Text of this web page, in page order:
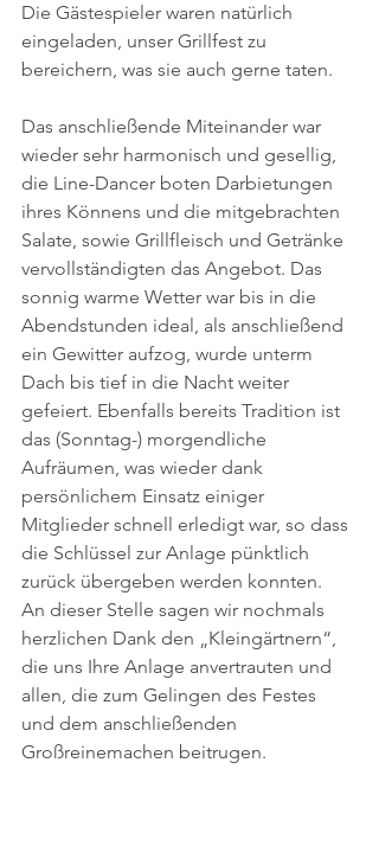
Die Gästespieler waren natürlich
eingeladen, unser Grillfest zu
bereichern, was sie auch gerne taten.
Das anschließende Miteinander war
wieder sehr harmonisch und gesellig,
die Line-Dancer boten Darbietungen
ihres Könnens und die mitgebrachten
Salate, sowie Grillfleisch und Getränke
vervollständigten das Angebot. Das
sonnig warme Wetter war bis in die
Abendstunden ideal, als anschließend
ein Gewitter aufzog, wurde unterm
Dach bis tief in die Nacht weiter
gefeiert. Ebenfalls bereits Tradition ist
das (Sonntag-) morgendliche
Aufräumen, was wieder dank
persönlichem Einsatz einiger
Mitglieder schnell erledigt war, so dass
die Schlüssel zur Anlage pünktlich
zurück übergeben werden konnten.
An dieser Stelle sagen wir nochmals
herzlichen Dank den „Kleingärtnern“,
die uns Ihre Anlage anvertrauten und
allen, die zum Gelingen des Festes
und dem anschließenden
Großreinemachen beitrugen.